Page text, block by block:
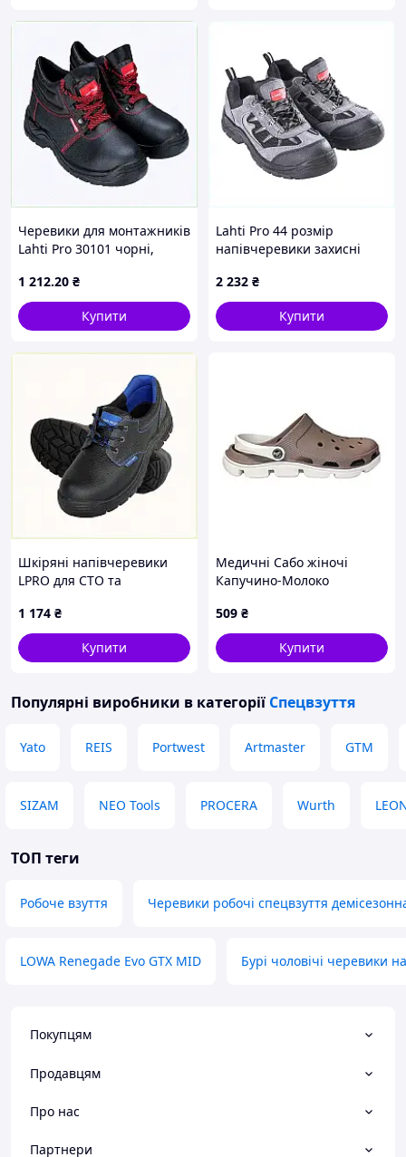
Черевики для монтажників
Lahti Pro 30101 чорні,
1 212.20 ₴
Купити
Lahti Pro 44 розмір
напівчеревики захисні
2 232 ₴
Купити
Шкіряні напівчеревики
LPRO для СТО та
1 174 ₴
Купити
Медичні Сабо жіночі
Капучино-Молоко
509 ₴
Купити
Популярні виробники в категорії Спецвзуття
Yato REIS Portwest Artmaster GTM
SIZAM NEO Tools PROCERA Wurth
ТОП теги
Робоче взуття Черевики робочі спецвзуття
LOWA Renegade Evo GTX MID Бурі чоловічі черевики
Покупцям
Продавцям
Про нас
Партнери